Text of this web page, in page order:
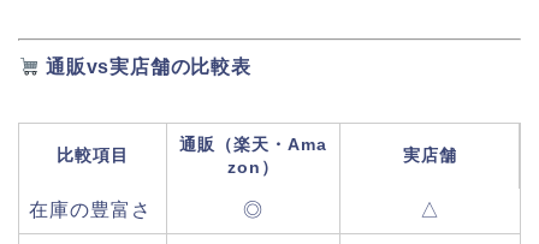
通販vs実店舗の比較表
比較項目
通販（楽天・Ama
zon）
実店舗
在庫の豊富さ ◎ △